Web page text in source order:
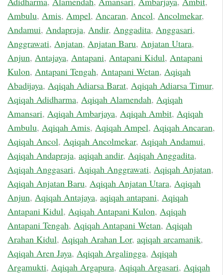
Ambulu, Amis, Ampel, Ancaran, Ancol, Ancolmekar,
Andamui, Andapraja, Andir, Anggadita, Anggasari,
Anggrawati, Anjatan, Anjatan Baru, Anjatan Utara,
Anjun, Antajaya, Antapani, Antapani Kidul, Antapani
Kulon, Antapani Tengah, Antapani Wetan, Aqiqah
Abadijaya, Aqiqah Adiarsa Barat, Aqiqah Adiarsa Timur,
Aqiqah Adidharma, Aqiqah Alamendah, Aqiqah
Amansari, Aqiqah Ambarjaya, Aqiqah Ambit, Aqiqah
Ambulu, Aqiqah Amis, Aqiqah Ampel, Aqiqah Ancaran,
Aqiqah Ancol, Aqiqah Ancolmekar, Aqiqah Andamui,
Aqiqah Andapraja, aqiqah andir, Aqiqah Anggadita,
Aqiqah Anggasari, Aqiqah Anggrawati, Aqiqah Anjatan,
Aqiqah Anjatan Baru, Aqiqah Anjatan Utara, Aqiqah
Anjun, Aqiqah Antajaya, aqiqah antapani, Aqiqah
Antapani Kidul, Aqiqah Antapani Kulon, Aqiqah
Antapani Tengah, Aqiqah Antapani Wetan, Aqiqah
Arahan Kidul, Aqiqah Arahan Lor, aqiqah arcamanik,
Aqiqah Aren Jaya, Aqiqah Argalingga, Aqiqah
Argamukti, Aqiqah Argapura, Aqiqah Argasari, Aqiqah